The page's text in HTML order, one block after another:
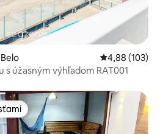
Priemerné
4,88 (103)
s úžasným výhľadom RAT001